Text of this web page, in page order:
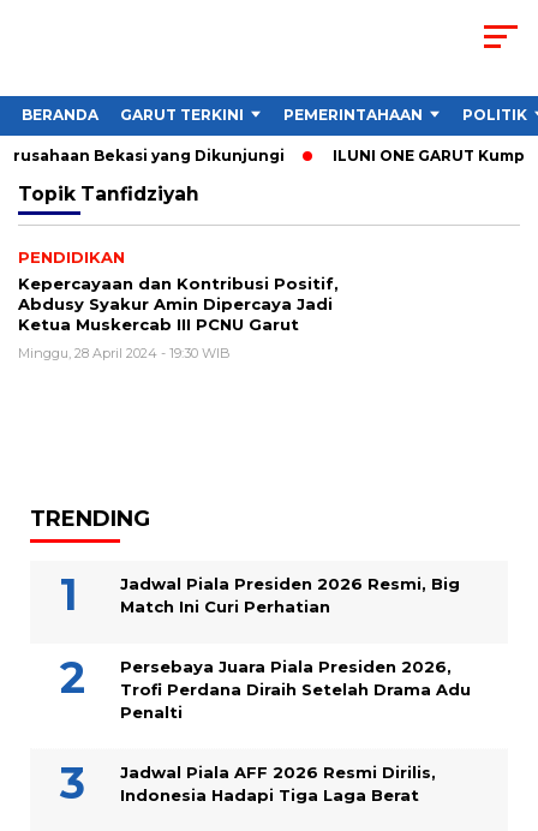
BERANDA GARUT TERKINI PEMERINTAHAAN POLITIK
Bekasi yang Dikunjungi ILUNI ONE GARUT
Topik Tanfidziyah
PENDIDIKAN
Kepercayaan dan Kontribusi Positif,
Abdusy Syakur Amin Dipercaya Jadi
Ketua Muskercab III PCNU Garut
Minggu, 28 April 2024 - 19:30 WIB
TRENDING
Jadwal Piala Presiden 2026 Resmi, Big
Match Ini Curi Perhatian
Persebaya Juara Piala Presiden 2026,
Trofi Perdana Diraih Setelah Drama Adu
Penalti
Jadwal Piala AFF 2026 Resmi Dirilis,
Indonesia Hadapi Tiga Laga Berat